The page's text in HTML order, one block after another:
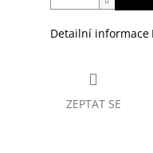
Detailní informace
ZEPTAT SE